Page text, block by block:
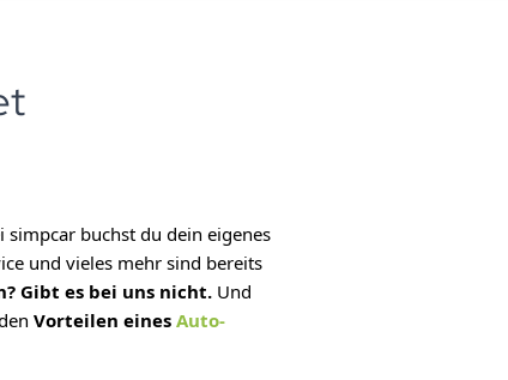
buchst du dein eigenes
und vieles mehr sind bereits
Gibt es bei uns nicht.Und
Vorteilen eines Auto-